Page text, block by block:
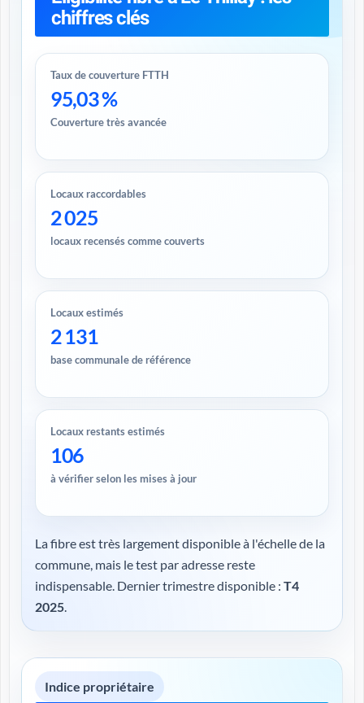
chiffres clés
Taux de couverture FTTH
95,03 %
Couverture très avancée
Locaux raccordables
2 025
locaux recensés comme couverts
Locaux estimés
2 131
base communale de référence
Locaux restants estimés
106
à vérifier selon les mises à jour
La fibre est très largement disponible à l'échelle de la
commune, mais le test par adresse reste
indispensable. Dernier trimestre disponible : T4
2025.
Indice propriétaire